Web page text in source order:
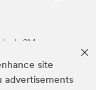
site
advertisements
da 3M.